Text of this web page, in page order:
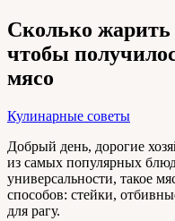
Сколько жарить
чтобы
мясо
Кулинарные советы
Добрый день, дорогие
из самых популярных
универсальности, такое
способов: стейки,
для рагу.